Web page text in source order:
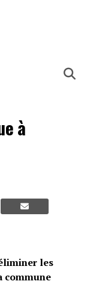
à
les
commune